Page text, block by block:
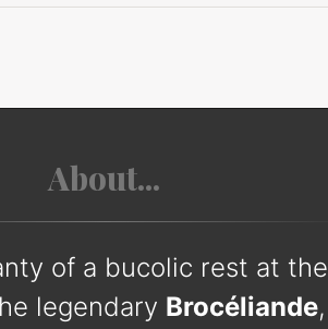
About...
of a bucolic rest at the
legendary Brocéliande,